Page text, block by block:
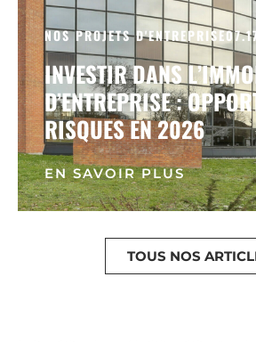
NOS PROJETS D'ENTREPRISE
INVESTIR DANS
D’ENTREPRISE :
RISQUES EN 2026
EN SAVOIR PLUS
TOUS NOS